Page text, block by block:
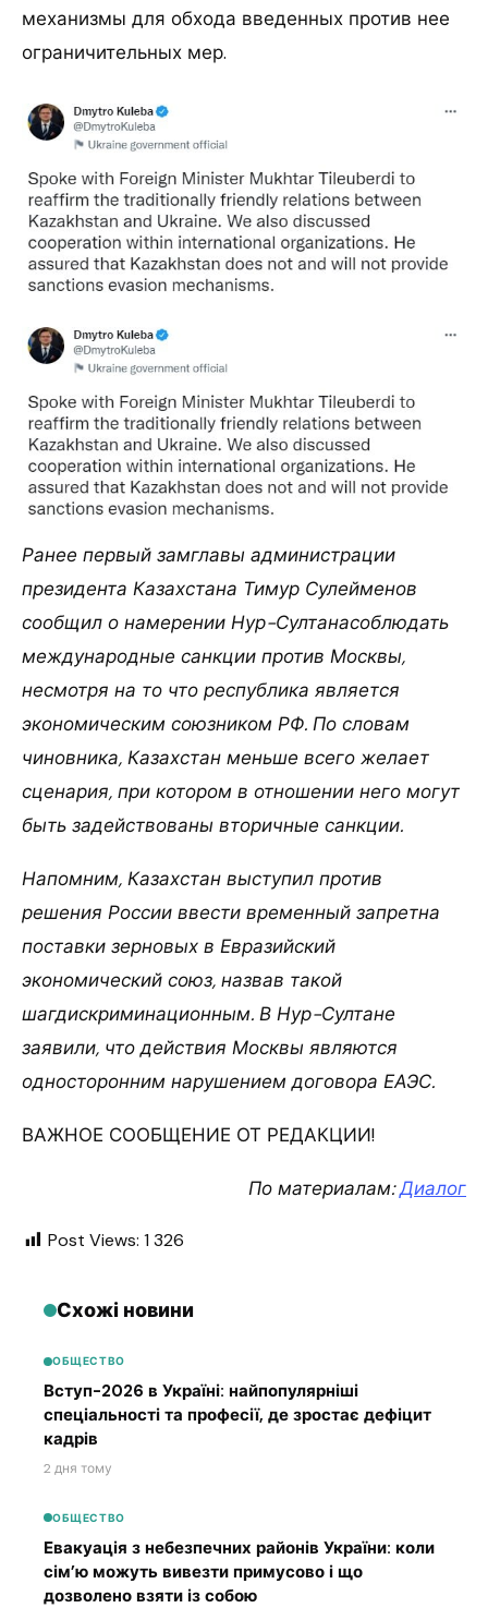
механизмы для обхода введенных против нее
ограничительных мер.
Ранее первый замглавы администрации
президента Казахстана Тимур Сулейменов
сообщил о намерении Нур-Султанасоблюдать
международные санкции против Москвы,
несмотря на то что республика является
экономическим союзником РФ. По словам
чиновника, Казахстан меньше всего желает
сценария, при котором в отношении него могут
быть задействованы вторичные санкции.
Напомним, Казахстан выступил против
решения России ввести временный запретна
поставки зерновых в Евразийский
экономический союз, назвав такой
шагдискриминационным. В Нур-Султане
заявили, что действия Москвы являются
односторонним нарушением договора ЕАЭС.
ВАЖНОЕ СООБЩЕНИЕ ОТ РЕДАКЦИИ!
По материалам:Диалог
Post Views: 1 326
Схожі новини
ОБЩЕСТВО
Вступ-2026 в Україні: найпопулярніші
спеціальності та професії, де зростає дефіцит
кадрів
2 дня тому
ОБЩЕСТВО
Евакуація з небезпечних районів України: коли
сім’ю можуть вивезти примусово і що
дозволено взяти із собою